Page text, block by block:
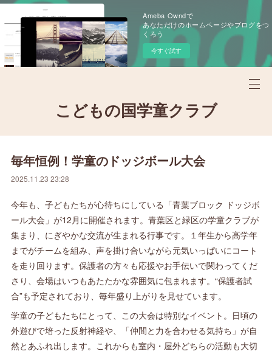
Ameba Owndで
あなただけのホームページやブログをつ
くろう
今すぐ試す
こどもの国学童クラブ
毎年恒例！学童のドッジボール大会
2025.11.23 23:28
今年も、子どもたちが心待ちにしている「青葉ブロック ドッジボ
ール大会」が12月に開催されます。青葉区と緑区の学童クラブが
集まり、にぎやかな交流が生まれる行事です。１年生から高学年
までがチームを組み、声を掛け合いながら元気いっぱいにコート
を走り回ります。保護者の方々も応援やお手伝いで関わってくだ
さり、会場はいつもあたたかな雰囲気に包まれます。“保護者試
合”も予定されており、毎年盛り上がりを見せています。
学童の子どもたちにとって、この大会は特別なイベント。日頃の
外遊びで培った反射神経や、「仲間と力を合わせる気持ち」が自
然とあふれ出します。これからも室内・屋外どちらの活動も大切